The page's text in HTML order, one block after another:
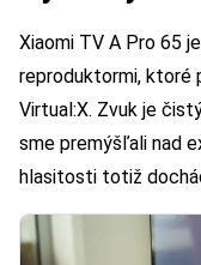
Xiaomi TV A Pro 65
reproduktormi, ktoré
Virtual:X. Zvuk je
sme premýšľali nad
hlasitosti totiž